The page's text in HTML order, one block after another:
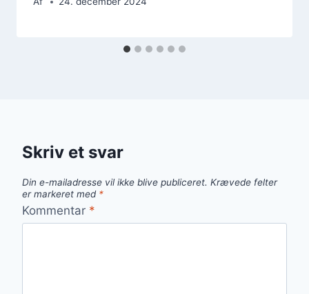
Skriv et svar
Din e-mailadresse vil ikke blive publiceret. Krævede felter
er markeret med *
Kommentar *